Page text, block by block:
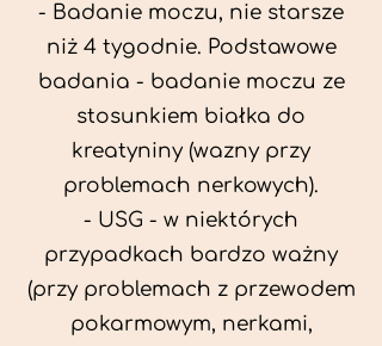
- Badanie moczu, nie starsze
niż 4 tygodnie. Podstawowe
badania - badanie moczu ze
stosunkiem białka do
kreatyniny (wazny przy
problemach nerkowych).
- USG - w niektórych
przypadkach bardzo ważny
(przy problemach z przewodem
pokarmowym, nerkami,